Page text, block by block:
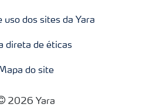
uso dos sites da Yara
direta de éticas
do site
2026 Yara